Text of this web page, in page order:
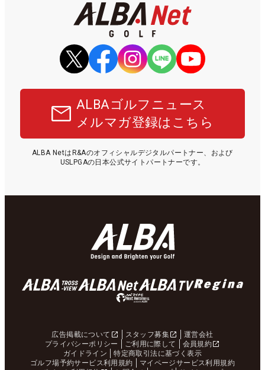
ALBAゴルフニュース
メルマガ登録はこちら
ALBA NetはR&Aのオフィシャルデジタルパートナー、および
USLPGAの日本公式サイトパートナーです。
広告掲載について スタッフ募集
運営会社
プライバシーポリシー
ご利用に際して
会員規約
ガイドライン
特定商取引法に基づく表示
ゴルフ場予約サービス利用規約
マイページサービス利用規約